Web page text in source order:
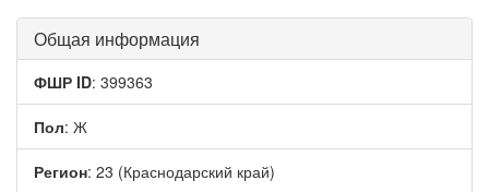
Общая информация
ФШР ID: 399363
Пол: Ж
Регион: 23 (Краснодарский край)